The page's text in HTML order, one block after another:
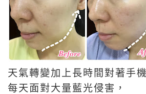
天氣轉變加上長時間對著手
每天面對大量藍光侵害，